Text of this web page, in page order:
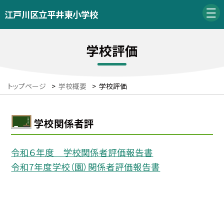
江戸川区立平井東小学校
学校評価
トップページ > 学校概要 > 学校評価
学校関係者評
令和６年度 学校関係者評価報告書
令和7年度学校（園）関係者評価報告書